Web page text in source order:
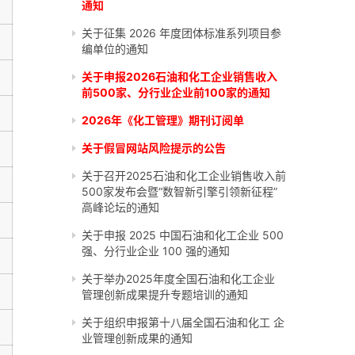
通知
关于征集 2026 年度团体标准系列项目参
编单位的通知
关于申报2026石油和化工企业销售收入
前500家、分行业企业前100家的通知
2026年《化工管理》期刊订阅单
关于假冒网站风险提示的公告
关于召开2025石油和化工企业销售收入前
500家发布会暨“数智新引擎引领新征程”
高峰论坛的通知
关于申报 2025 中国石油和化工企业 500
强、分行业企业 100 强的通知
关于举办2025年度全国石油和化工企业
管理创新成果提升专题培训的通知
关于组织申报第十八届全国石油和化工 企
业管理创新成果的通知